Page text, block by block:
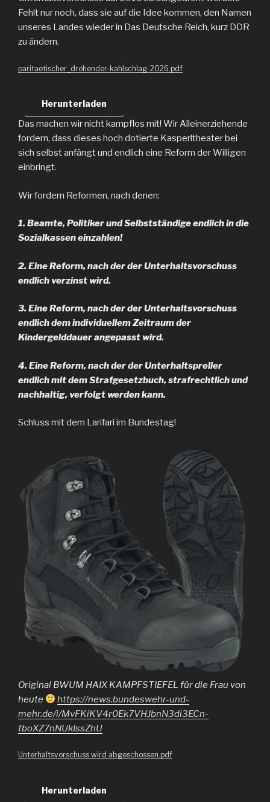
Fehlt nur noch, dass sie auf die Idee kommen, den Namen
unseres Landes wieder in Das Deutsche Reich, kurz DDR
zu ändern.
paritaetischer_drohender-kahlschlag-2026.pdf
Herunterladen
Das machen wir nicht kampflos mit! Wir Alleinerziehende
fordern, dass dieses hoch dotierte Kasperltheater bei
sich selbst anfängt und endlich eine Reform der Willigen
einbringt.
Wir fordern Reformen, nach denen:
1. Beamte, Politiker und Selbstständige endlich in die
Sozialkassen einzahlen!
2. Eine Reform, nach der der Unterhaltsvorschuss
endlich verzinst wird.
3. Eine Reform, nach der der Unterhaltsvorschuss
endlich dem individuellem Zeitraum der
Kindergelddauer angepasst wird.
4. Eine Reform, nach der der Unterhaltspreller
endlich mit dem Strafgesetzbuch, strafrechtlich und
nachhaltig, verfolgt werden kann.
Schluss mit dem Larifari im Bundestag!
Original BWUM HAIX KAMPFSTIEFEL für die Frau von
heute
https://news.bundeswehr-und-
mehr.de/i/MvFKiKV4r0Ek7VHJbnN3di3ECn-
fboXZ7nNUkIssZhU
Unterhaltsvorschuss wird abgeschossen.pdf
Herunterladen